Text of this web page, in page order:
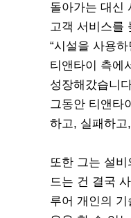
돌아가는 대신
고객 서비스를
“시설을 사용
티앤타이 측에
성장해갔습니
그동안 티앤타
하고, 실패하
또한 그는 설
드는 건 결국
루어 개인의